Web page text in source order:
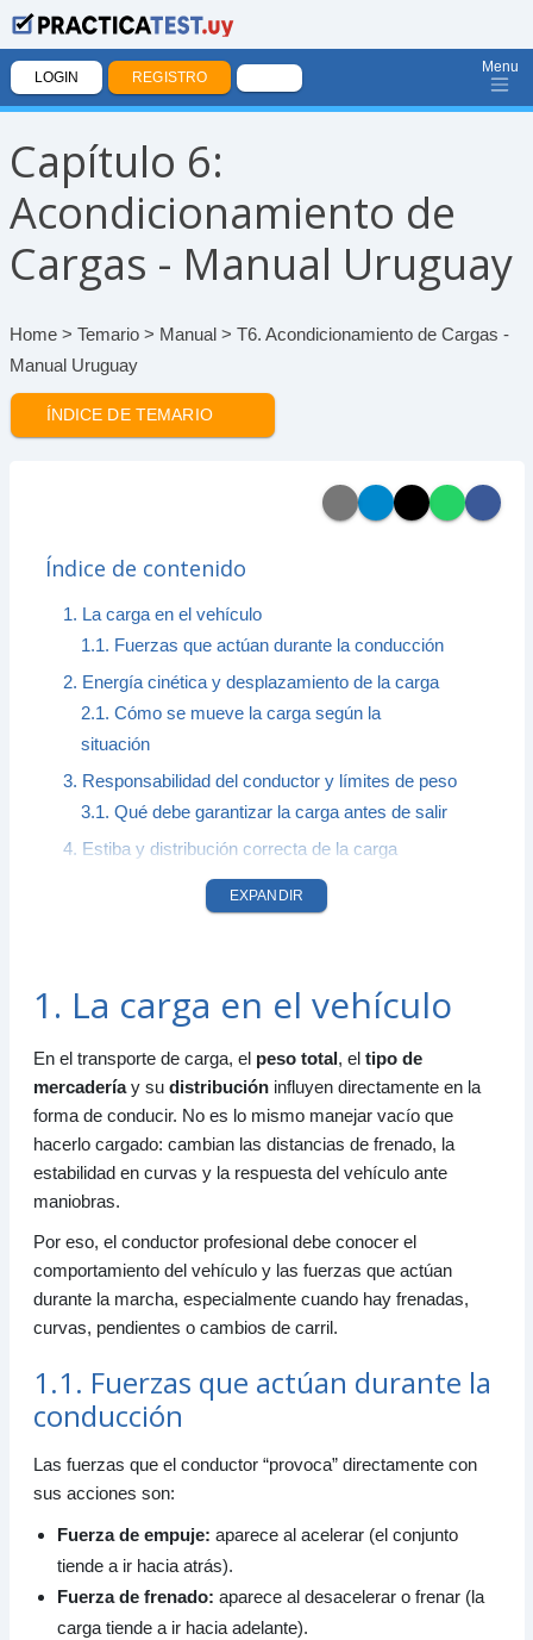
LOGIN REGISTRO
Menu
Capítulo 6:
Acondicionamiento de
Cargas - Manual Uruguay
Home> Temario> Manual> T6. Acondicionamiento de Cargas -
Manual Uruguay
ÍNDICE DE TEMARIO
Índice de contenido
1. La carga en el vehículo
1.1. Fuerzas que actúan durante la conducción
2. Energía cinética y desplazamiento de la carga
2.1. Cómo se mueve la carga según la
situación
3. Responsabilidad del conductor y límites de peso
3.1. Qué debe garantizar la carga antes de salir
4. Estiba y distribución correcta de la carga
4.1. Reglas básicas de distribución
4.2. Cómo evitar que se desplace
6. Compatibilidad de mercaderías
7. Conceptos básicos de vehículos de carga
7.1. Definiciones esenciales
8. Enganche del semirremolque
8.1. Método de enganche paso a paso
8.2. Verificaciones antes de iniciar marcha
9. Maniobras de marcha atrás con remolque y
semirremolque
9.1. Regla práctica de giro
10.1. Verificaciones mínimas
11. Material complementario
EXPANDIR
1. La carga en el vehículo
En el transporte de carga, el peso total, el tipo de
mercaderíay su distribucióninfluyen directamente en la
forma de conducir. No es lo mismo manejar vacío que
hacerlo cargado: cambian las distancias de frenado, la
estabilidad en curvas y la respuesta del vehículo ante
maniobras.
Por eso, el conductor profesional debe conocer el
comportamiento del vehículo y las fuerzas que actúan
durante la marcha, especialmente cuando hay frenadas,
curvas, pendientes o cambios de carril.
1.1. Fuerzas que actúan durante la
conducción
Las fuerzas que el conductor “provoca” directamente con
sus acciones son:
Fuerza de empuje: aparece al acelerar (el conjunto
tiende a ir hacia atrás).
Fuerza de frenado: aparece al desacelerar o frenar (la
carga tiende a ir hacia adelante).